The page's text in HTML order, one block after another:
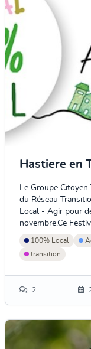
Hastiere en
Le Groupe
du Réseau
Local - Agir pour
novembre.Ce
100% Local
transition
2